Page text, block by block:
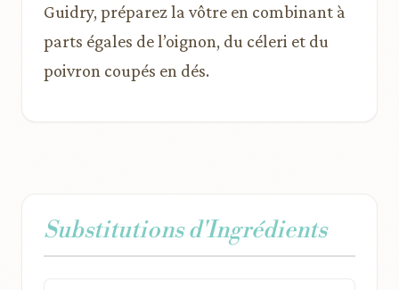
Guidry, préparez la vôtre en combinant à
parts égales de l’oignon, du céleri et du
poivron coupés en dés.
Substitutions d'Ingrédients